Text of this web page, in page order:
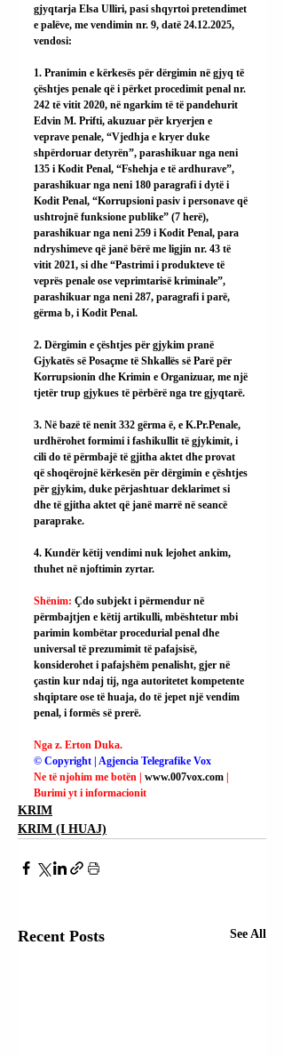
gjyqtarja Elsa Ulliri, pasi shqyrtoi pretendimet
e palëve, me vendimin nr. 9, datë 24.12.2025,
vendosi:
1. Pranimin e kërkesës për dërgimin në gjyq të
çështjes penale që i përket procedimit penal nr.
242 të vitit 2020, në ngarkim të të pandehurit
Edvin M. Prifti, akuzuar për kryerjen e
veprave penale, “Vjedhja e kryer duke
shpërdoruar detyrën”, parashikuar nga neni
135 i Kodit Penal, “Fshehja e të ardhurave”,
parashikuar nga neni 180 paragrafi i dytë i
Kodit Penal, “Korrupsioni pasiv i personave që
ushtrojnë funksione publike” (7 herë),
parashikuar nga neni 259 i Kodit Penal, para
ndryshimeve që janë bërë me ligjin nr. 43 të
vitit 2021, si dhe “Pastrimi i produkteve të
veprës penale ose veprimtarisë kriminale”,
parashikuar nga neni 287, paragrafi i parë,
gërma b, i Kodit Penal.
2. Dërgimin e çështjes për gjykim pranë
Gjykatës së Posaçme të Shkallës së Parë për
Korrupsionin dhe Krimin e Organizuar, me një
tjetër trup gjykues të përbërë nga tre gjyqtarë.
3. Në bazë të nenit 332 gërma ë, e K.Pr.Penale,
urdhërohet formimi i fashikullit të gjykimit, i
cili do të përmbajë të gjitha aktet dhe provat
që shoqërojnë kërkesën për dërgimin e çështjes
për gjykim, duke përjashtuar deklarimet si
dhe të gjitha aktet që janë marrë në seancë
paraprake.
4. Kundër këtij vendimi nuk lejohet ankim,
thuhet në njoftimin zyrtar.
Shënim: Çdo subjekt i përmendur në
përmbajtjen e këtij artikulli, mbështetur mbi
parimin kombëtar procedurial penal dhe
universal të prezumimit të pafajsisë,
konsiderohet i pafajshëm penalisht, gjer në
çastin kur ndaj tij, nga autoritetet kompetente
shqiptare ose të huaja, do të jepet një vendim
penal, i formës së prerë.
Nga z. Erton Duka.
© Copyright | Agjencia Telegrafike Vox
Ne të njohim me botën | www.007vox.com |
Burimi yt i informacionit
KRIM
KRIM (I HUAJ)
Recent Posts See All